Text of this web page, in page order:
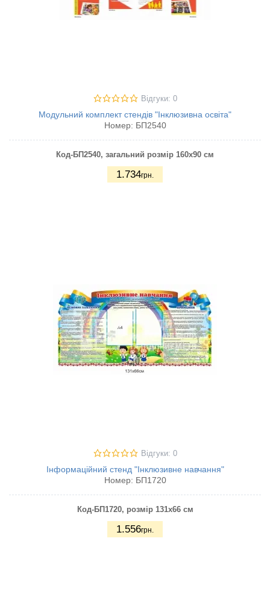
Відгуки: 0
Модульний комплект стендів "Інклюзивна освіта"
Номер: БП2540
Код-БП2540, загальний розмір 160х90 см
1.734грн.
Відгуки: 0
Інформаційний стенд "Інклюзивне навчання"
Номер: БП1720
Код-БП1720, розмір 131х66 см
1.556грн.